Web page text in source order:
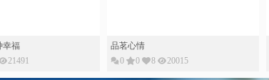
幸福
21491
品茗心情
0
0 8 20015